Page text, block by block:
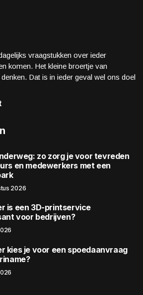
vraagstukken over ieder
komen. Het kleine broertje van
Dat is in ieder geval wel ons doel
zo zorg je voor tevreden
en medewerkers met een
2026
is een 3D-printservice
voor bedrijven?
kies je voor een spoedaanvraag